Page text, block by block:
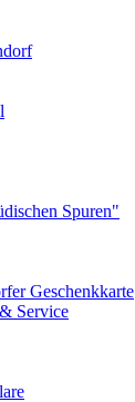
Spuren"
Geschenkkarte
Service